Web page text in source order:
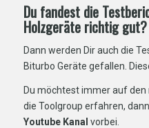
Du fandest die
Holzgeräte richtig gut?
Dann werden Dir auch die
Biturbo Geräte gefallen.
Du möchtest immer auf
die Toolgroup erfahren,
Youtube Kanal vorbei.